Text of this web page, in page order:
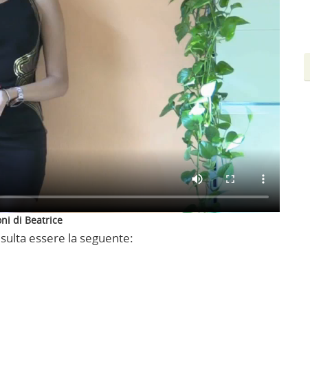
di Beatrice
essere la seguente: